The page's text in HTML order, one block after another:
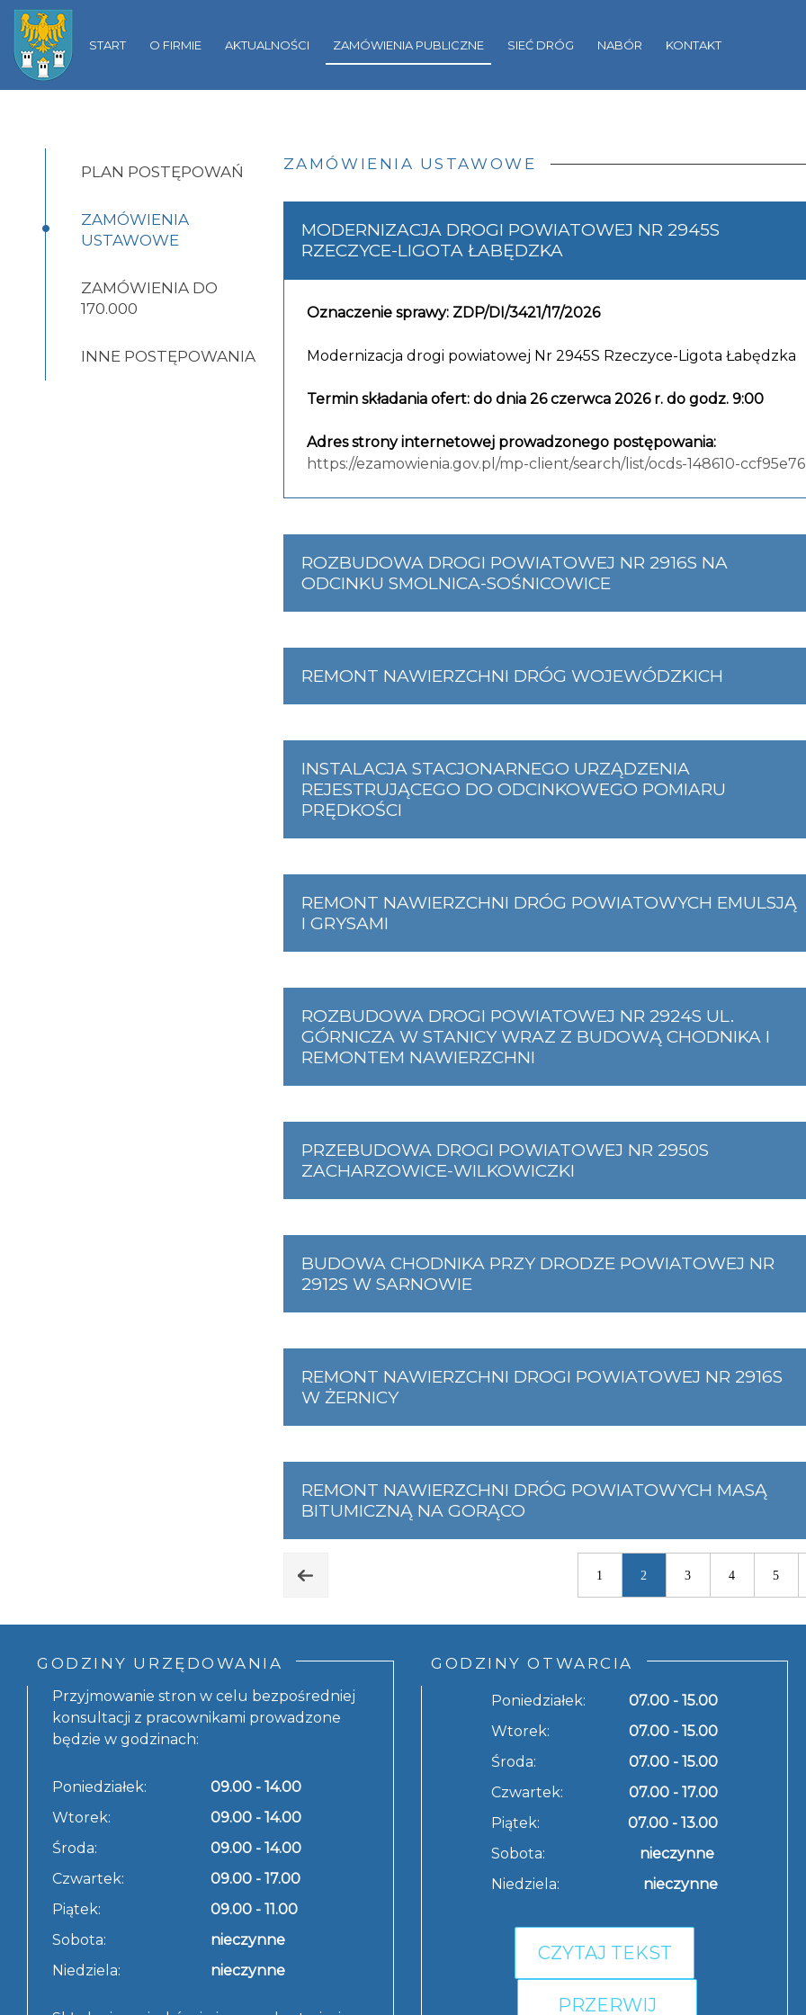
START O FIRMIE AKTUALNOŚCI ZAMÓWIENIA PUBLICZNE SIEĆ DRÓG NABÓR KONTAKT
ZAMÓWIENIA USTAWOWE
MODERNIZACJA DROGI POWIATOWEJ NR 2945S
RZECZYCE-LIGOTA ŁABĘDZKA
Oznaczenie sprawy: ZDP/DI/3421/17/2026
Modernizacja drogi powiatowej Nr 2945S Rzeczyce-Ligota Łabędzka
Termin składania ofert: do dnia 26 czerwca 2026 r. do godz. 9:00
Adres strony internetowej prowadzonego postępowania:
https://ezamowienia.gov.pl/mp-client/search/list/ocds-148610-
ROZBUDOWA DROGI POWIATOWEJ NR 2916S NA
ODCINKU SMOLNICA-SOŚNICOWICE
REMONT NAWIERZCHNI DRÓG WOJEWÓDZKICH
INSTALACJA STACJONARNEGO URZĄDZENIA
REJESTRUJĄCEGO DO ODCINKOWEGO POMIARU
PRĘDKOŚCI
REMONT NAWIERZCHNI DRÓG POWIATOWYCH EMULSJĄ
I GRYSAMI
ROZBUDOWA DROGI POWIATOWEJ NR 2924S UL.
GÓRNICZA W STANICY WRAZ Z BUDOWĄ CHODNIKA I
REMONTEM NAWIERZCHNI
PRZEBUDOWA DROGI POWIATOWEJ NR 2950S
ZACHARZOWICE-WILKOWICZKI
BUDOWA CHODNIKA PRZY DRODZE POWIATOWEJ NR
2912S W SARNOWIE
REMONT NAWIERZCHNI DROGI POWIATOWEJ NR 2916S
W ŻERNICY
REMONT NAWIERZCHNI DRÓG POWIATOWYCH MASĄ
BITUMICZNĄ NA GORĄCO
1 2 3 4 5
PLAN POSTĘPOWAŃ
ZAMÓWIENIA
USTAWOWE
ZAMÓWIENIA DO
170.000
INNE POSTĘPOWANIA
•
GODZINY URZĘDOWANIA
Przyjmowanie stron w celu bezpośredniej
konsultacji z pracownikami prowadzone
będzie w godzinach:
Poniedziałek:
09.00 - 14.00
Wtorek:
09.00 - 14.00
Środa:
09.00 - 14.00
Czwartek:
09.00 - 17.00
Piątek:
09.00 - 11.00
Sobota:
nieczynne
Niedziela:
nieczynne
GODZINY OTWARCIA
Poniedziałek:
07.00 - 15.00
Wtorek:
07.00 - 15.00
Środa:
07.00 - 15.00
Czwartek:
07.00 - 17.00
Piątek:
07.00 - 13.00
Sobota:
nieczynne
Niedziela:
nieczynne
CZYTAJ TEKST
PRZERWIJ